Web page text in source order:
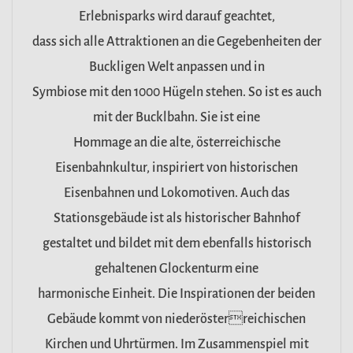
Erlebnisparks wird darauf geachtet,
dass sich alle Attraktionen an die Gegebenheiten der
Buckligen Welt anpassen und in
Symbiose mit den 1000 Hügeln stehen. So ist es auch
mit der Bucklbahn. Sie ist eine
Hommage an die alte, österreichische
Eisenbahnkultur, inspiriert von historischen
Eisenbahnen und Lokomotiven. Auch das
Stationsgebäude ist als historischer Bahnhof
gestaltet und bildet mit dem ebenfalls historisch
gehaltenen Glockenturm eine
harmonische Einheit. Die Inspirationen der beiden
Gebäude kommt von niederösterreichischen
Kirchen und Uhrtürmen. Im Zusammenspiel mit